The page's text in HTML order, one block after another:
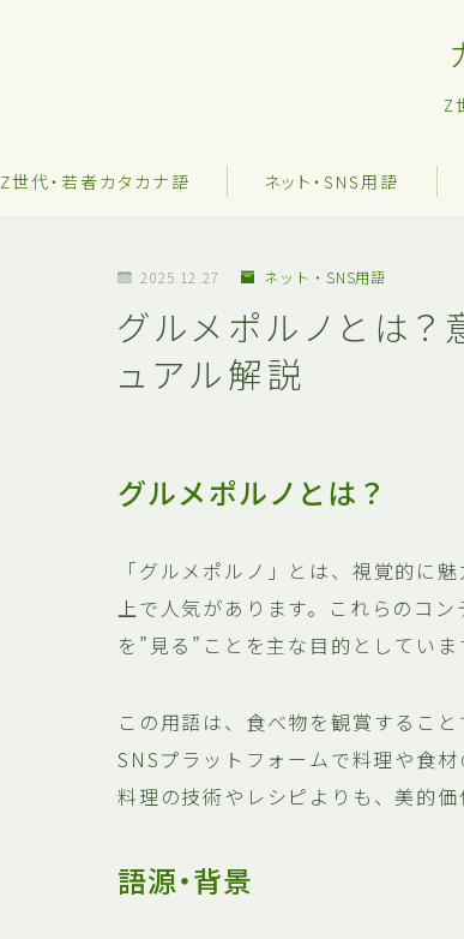
Z
Z世代・若者カタカナ語 ネット・SNS用語
2025.12.27 ネット・SNS用語
グルメポルノとは？
ュアル解説
グルメポルノとは？
「グルメポルノ」とは、視覚的に
上で人気があります。これらのコ
を”見る”ことを主な目的としていま
この用語は、食べ物を観賞するこ
SNSプラットフォームで料理や食
料理の技術やレシピよりも、美的価
語源・背景